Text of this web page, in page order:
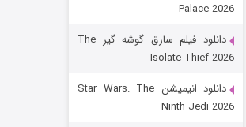
Palace 2026
دانلود فیلم سارق گوشه گیر The
Isolate Thief 2026
دانلود انیمیشن Star Wars: The
Ninth Jedi 2026